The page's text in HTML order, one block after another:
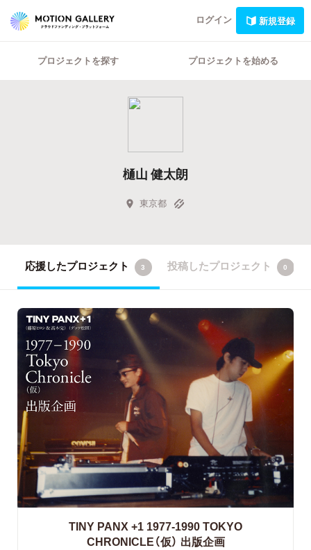
ログイン 新規登録
プロジェクトを探す プロジェクトを始める
樋山 健太朗
東京都
応援したプロジェクト 3 投稿したプロジェクト 0
TINY PANX +1 1977-1990 TOKYO
CHRONICLE（仮） 出版企画